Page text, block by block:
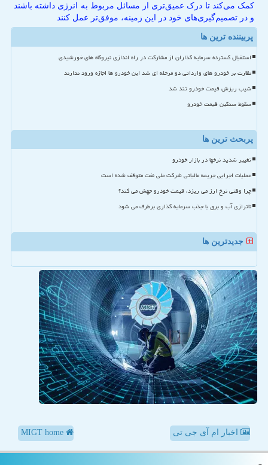
کمک می‌کند تا درک عمیق‌تری از مسائل مربوط به انرژی داشته باشند
و در تصمیم‌گیری‌های خود در این زمینه، موفق‌تر عمل کنند
پربیننده ترین ها
استقبال گسترده سرمایه گذاران از مشارکت در راه اندازی نیروگاه های خورشیدی
نظارت بر خودرو های وارداتی دو مرحله ای شد این خودرو ها اجازه ورود ندارند
شیب ریزش قیمت خودرو تند شد
سقوط سنگین قیمت خودرو
پربحث ترین ها
تغییر شدید نرخها در بازار خودرو
عملیات اجرایی جریمه مالیاتی شرکت ملی نفت متوقف شده است
چرا وقتی نرخ ارز می ریزد، قیمت خودرو جهش می کند؟
ناترازی آب و برق با جذب سرمایه گذاری برطرف می شود
جدیدترین ها
اخبار ام آی جی تی